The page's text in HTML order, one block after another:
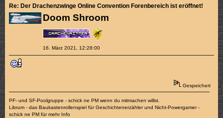
Doom Shroom
16. März 2021, 12:28:00
Re: Der Drachenzwinge Online Convention Forenbereich ist eröffnet!
Gespeichert
PF- und SF-Poolgruppe - schick ne PM wenn du mitmachen willst.
Librum - das Baukastenrollenspiel für Geschichtenerzähler und Nicht-Powergamer -
schick ne PM für mehr Info